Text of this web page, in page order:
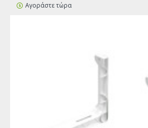
Αγοράστε τώρα